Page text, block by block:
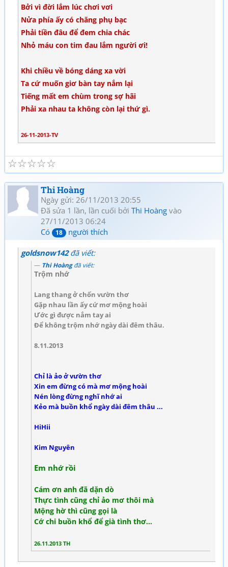
Bởi vì đời lắm lúc chơi vơi
Nửa phía ấy có chăng phụ bạc
Phải tiền đâu để đem chia chác
Nhỏ máu con tim đau lắm người ơi!
Khi chiều về bóng dáng xa vời
Ta cứ muốn giơ bàn tay nắm lại
Tiếng mất em chùm trong sợ hãi
Phải xa nhau ta không còn lại thứ gì.
26-11-2013-TV
☆
☆
☆
☆
☆
Thi Hoàng
Ngày gửi: 26/11/2013 20:55
Đã sửa 1 lần, lần cuối bởi Thi Hoàng vào
27/11/2013 06:24
Có
18 người thích
goldsnow142đã viết:
Thi Hoàngđã viết:
Trộm nhớ
Lang thang ở chốn vườn thơ
Gặp nhau lần ấy cứ mơ mộng hoài
Ước gì được nắm tay ai
Để không trộm nhớ ngày dài đêm thâu.
8.11.2013
Chỉ là ảo ở vườn thơ
Xin em đừng có mà mơ mộng hoài
Nén lòng đừng nghĩ nhớ ai
Kẻo mà buồn khổ ngày dài đêm thâu ...
HiHii
Kim Nguyên
Em nhớ rồi
Cám ơn anh đã dặn dò
Thực tình cũng chỉ ảo mơ thôi mà
Mộng hờ thì cũng gọi là
Cớ chi buồn khổ để già tình thơ...
26.11.2013 TH